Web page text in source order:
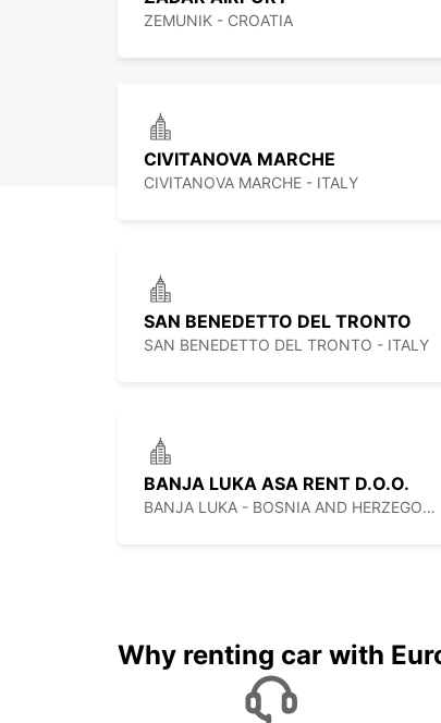
ZEMUNIK - CROATIA
CIVITANOVA MARCHE
CIVITANOVA MARCHE - ITALY
SAN BENEDETTO DEL TRONTO
SAN BENEDETTO DEL TRONTO - ITALY
BANJA LUKA ASA RENT D.O.O.
BANJA LUKA - BOSNIA AND HERZEGOVINA
Why renting car with